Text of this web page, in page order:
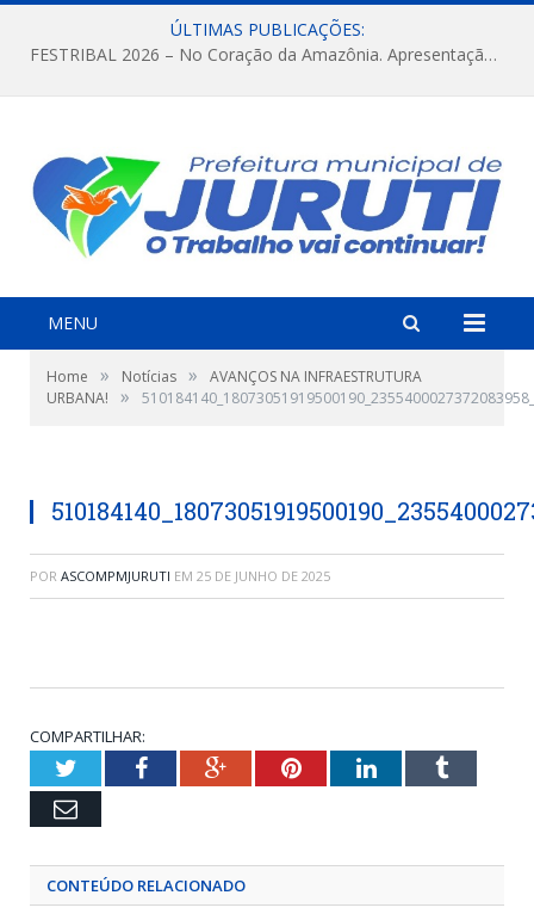
ÚLTIMAS PUBLICAÇÕES:
FESTRIBAL 2026 – No Coração da Amazônia. Apresentação da Munduruku.
MENU
Home » Notícias »
AVANÇOS NA INFRAESTRUTURA
URBANA!
»
POR ASCOMPMJURUTI EM 25 DE JUNHO DE 2025
COMPARTILHAR:
TwitterFacebookGoogle+PinterestLinkedInTumblr
Email
CONTEÚDO RELACIONADO